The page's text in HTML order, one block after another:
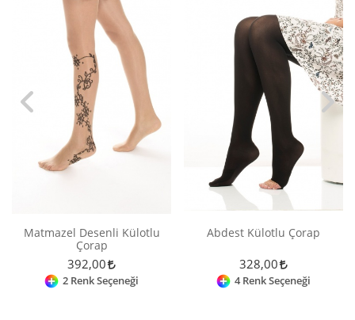
Matmazel Desenli Külotlu
Çorap
392,00
2 Renk Seçeneği
Abdest Külotlu Çorap
328,00
4 Renk Seçeneği